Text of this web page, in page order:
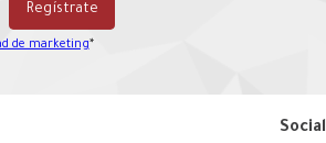
de marketing*
Social